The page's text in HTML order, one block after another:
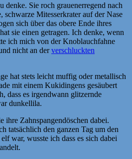
denke. Sie roch grauenerregend nach
schwarze Mitesserkrater auf der Nase
sich über das obere Ende ihres
sie einen getragen. Ich denke, wenn
ich mich von der Knoblauchfahne
nicht an derverschluckten
hat stets leicht muffig oder metallisch
mit einem Kukidingens gesäubert
dass es irgendwann glitzernde
dunkellila.
ihre Zahnspangendöschen dabei.
tatsächlich den ganzen Tag um den
war, wusste ich dass es sich dabei